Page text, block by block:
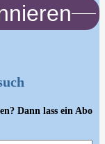
Dann lass ein Abo